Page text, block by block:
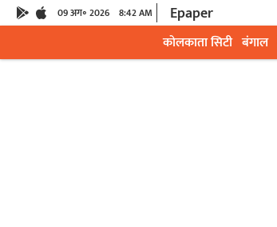
09 अग॰ 2026 8:42 AM Epaper
कोलकाता सिटी बंगाल